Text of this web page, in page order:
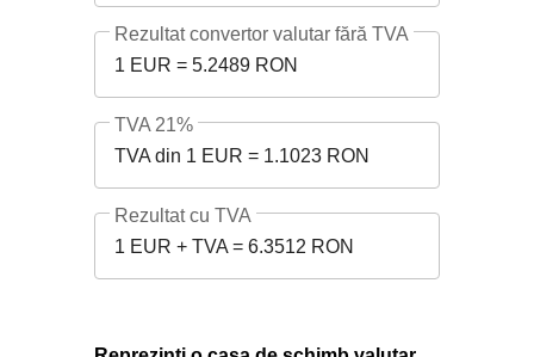
1 EUR = 5.2489 RON
Rezultat convertor valutar fără TVA
TVA din 1 EUR = 1.1023 RON
TVA 21%
1 EUR + TVA = 6.3512 RON
Rezultat cu TVA